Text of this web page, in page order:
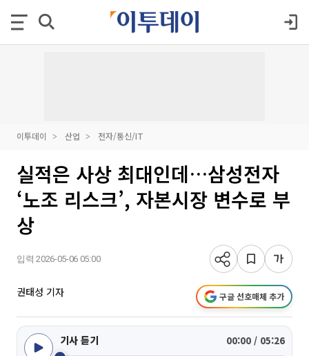
이투데이 산업 전자/통신/IT
실적은 사상 최대인데…삼성전자
‘노조 리스크’, 자본시장 변수로 부
상
입력 2026-05-06 05:00
권태성 기자 구글 선호매체 추가
기사 듣기 00:00 / 05:26